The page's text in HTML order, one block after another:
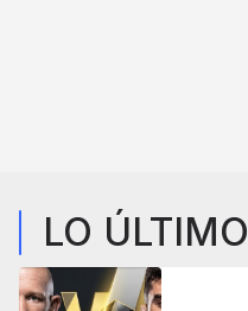
LO ÚLTIMO